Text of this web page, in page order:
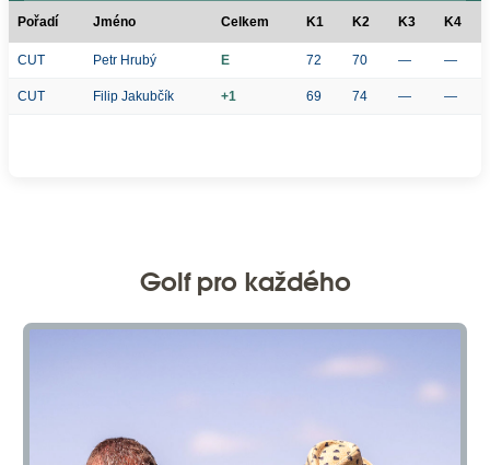
Pořadí Jméno Celkem K1 K2 K3 K4
CUT Petr Hrubý E 72 70 — —
CUT Filip Jakubčík +1 69 74 — —
Golf pro každého